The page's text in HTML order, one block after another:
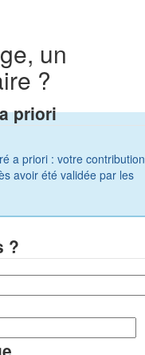
un
?
priori
a priori : votre contribution
avoir été validée par les
?